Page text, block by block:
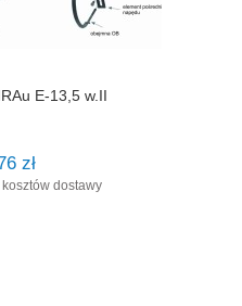
E-13,5 w.II
zł
dostawy